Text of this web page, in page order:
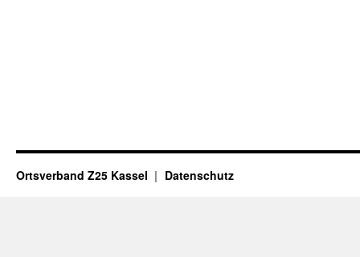
Ortsverband Z25 Kassel Datenschutz